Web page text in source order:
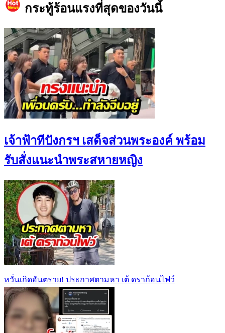
กระทู้ร้อนแรงที่สุดของวันนี้
เจ้าฟ้าทีปังกรฯ เสด็จส่วนพระองค์ พร้อม
รับสั่งแนะนำพระสหายหญิง
หวั่นเกิดอันตราย! ประกาศตามหา เต้ ดราก้อนไฟว์